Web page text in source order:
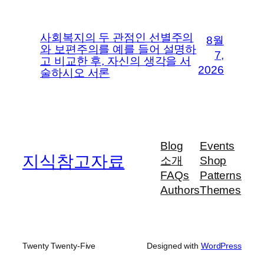
사회복지의 두 관점인 선별주의
와 보편주의를 예를 들어 설명하
고 비교한 후, 자신의 생각을 서
술하시오 서론
8월
7,
2026
지식참고자료
Blog
소개
FAQs
Authors
Events
Shop
Patterns
Themes
Twenty Twenty-Five Designed with WordPress